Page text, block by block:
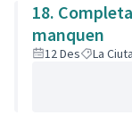
18.
manquen
12 Des La